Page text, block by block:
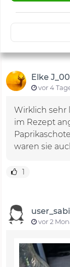
🙂
Elke
vor 4
Wirklich sehr
im Rezept
waren sie
1
vor 2